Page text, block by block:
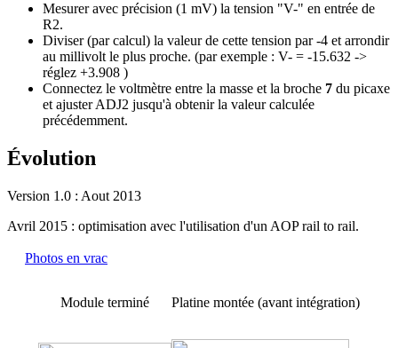
Mesurer avec précision (1 mV) la tension "V-" en entrée de
R2.
Diviser (par calcul) la valeur de cette tension par -4 et arrondir
au millivolt le plus proche. (par exemple : V- = -15.632 ->
réglez +3.908 )
Connectez le voltmètre entre la masse et la broche 7 du picaxe
et ajuster ADJ2 jusqu'à obtenir la valeur calculée
précédemment.
Évolution
Version 1.0 : Aout 2013
Avril 2015 : optimisation avec l'utilisation d'un AOP rail to rail.
Photos en vrac
Module terminé Platine montée (avant intégration)